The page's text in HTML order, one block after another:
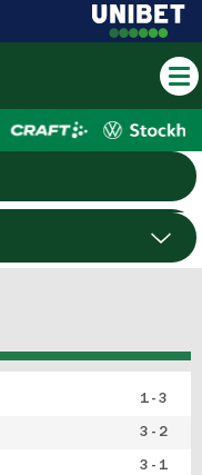
1 - 3
3 - 2
3 - 1